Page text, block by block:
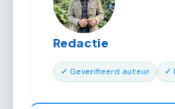
Redactie
✓ Geverifieerd auteur ✓